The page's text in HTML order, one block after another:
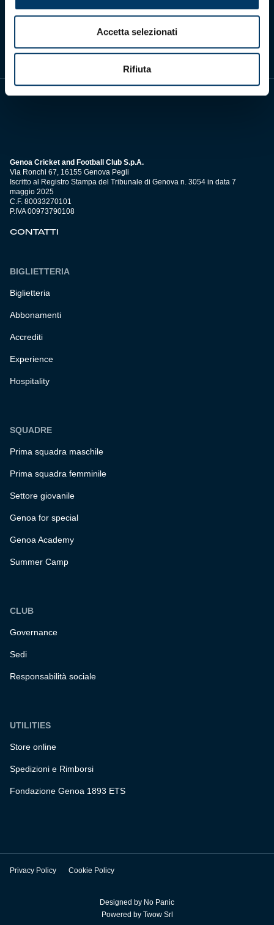
Accetta selezionati
Rifiuta
Scarica l'app ufficiale
Genoa Cricket and Football Club S.p.A.
Via Ronchi 67, 16155 Genova Pegli
Iscritto al Registro Stampa del Tribunale di Genova n. 3054 in data 7
maggio 2025
C.F. 80033270101
P.IVA 00973790108
CONTATTI
BIGLIETTERIA
Biglietteria
Abbonamenti
Accrediti
Experience
Hospitality
SQUADRE
Prima squadra maschile
Prima squadra femminile
Settore giovanile
Genoa for special
Genoa Academy
Summer Camp
CLUB
Governance
Sedi
Responsabilità sociale
UTILITIES
Store online
Spedizioni e Rimborsi
Fondazione Genoa 1893 ETS
Privacy Policy Cookie Policy
Designed by No Panic
Powered by Twow Srl